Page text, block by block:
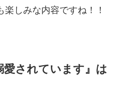
しみな内容ですね！！
愛されています』は